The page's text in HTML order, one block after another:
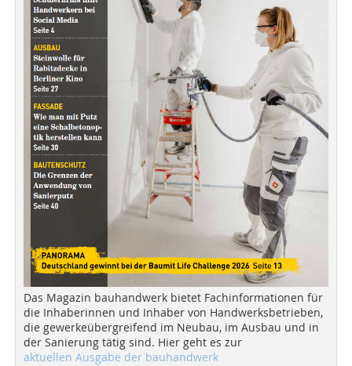
Das Magazin bauhandwerk bietet Fachinformationen für
die Inhaberinnen und Inhaber von Handwerksbetrieben,
die gewerkeübergreifend im Neubau, im Ausbau und in
der Sanierung tätig sind. Hier geht es zur
aktuellen Ausgabe der bauhandwerk